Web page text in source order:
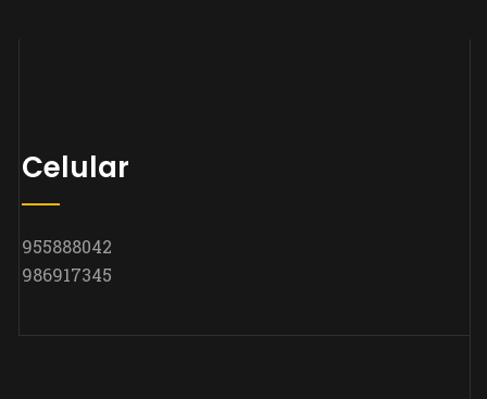
Celular
955888042
986917345